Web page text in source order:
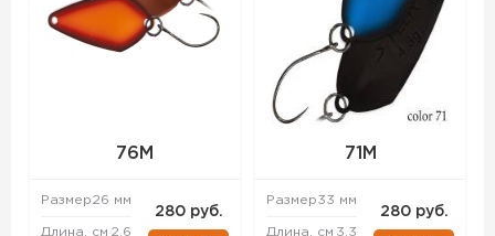
76M
Размер26 мм
Длина, см 2.6
280 руб.
71M
Размер33 мм
Длина, см 3.3
280 руб.